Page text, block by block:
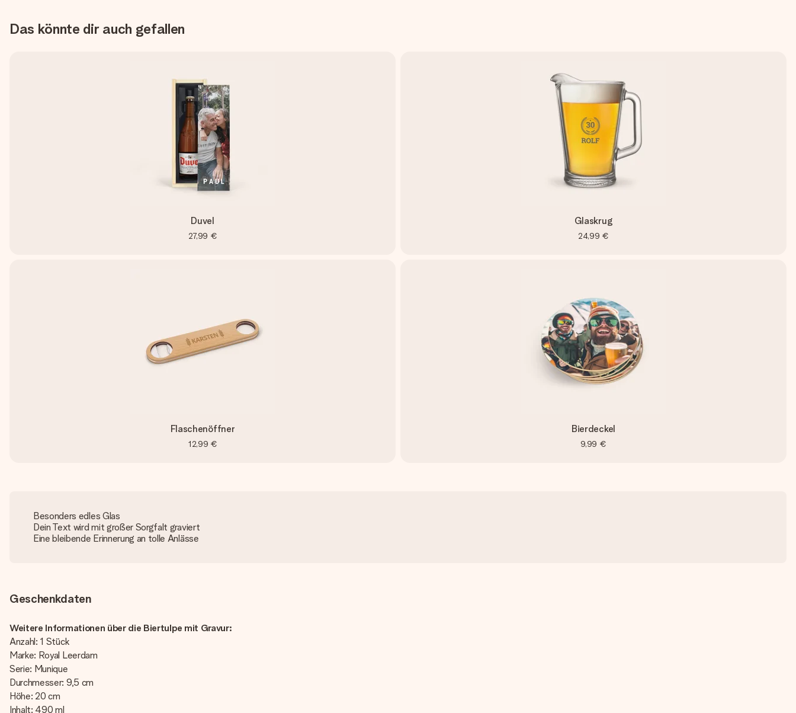
Das könnte dir auch gefallen
Duvel
27,99 €
Glaskrug
24,99 €
Flaschenöffner
12,99 €
Bierdeckel
9,99 €
Besonders edles Glas
Dein Text wird mit großer Sorgfalt graviert
Eine bleibende Erinnerung an tolle Anlässe
Geschenkdaten
Weitere Informationen über die Biertulpe mit Gravur:
Anzahl: 1 Stück
Marke: Royal Leerdam
Serie: Munique
Durchmesser: 9,5 cm
Höhe: 20 cm
Inhalt: 490 ml